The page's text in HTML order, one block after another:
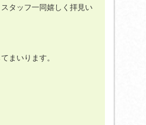
タッフ一同嬉しく拝見い
まいります。